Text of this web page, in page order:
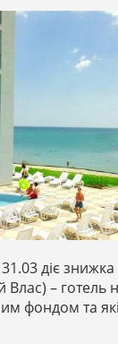
діє знижка
Влас) – готель
фондом та